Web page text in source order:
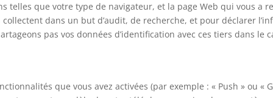
telles que votre type de navigateur, et la page Web qui vous a
dans un but d’audit, de recherche, et pour déclarer
pas vos données d’identification avec ces tiers dans le
que vous avez activées (par exemple : « Push » ou «